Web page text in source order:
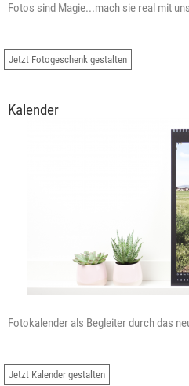
Fotos sind Magie...mach sie real mit
Jetzt Fotogeschenk gestalten
Kalender
Fotokalender als Begleiter durch das
Jetzt Kalender gestalten